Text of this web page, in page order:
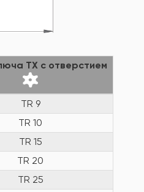
TX с отверстием
TR 9
TR 10
TR 15
TR 20
TR 25